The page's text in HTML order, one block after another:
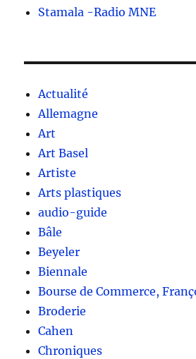
Stamala -Radio MNE
Actualité
Allemagne
Art
Art Basel
Artiste
Arts plastiques
audio-guide
Bâle
Beyeler
Biennale
Bourse de Commerce,
Broderie
Cahen
Chroniques